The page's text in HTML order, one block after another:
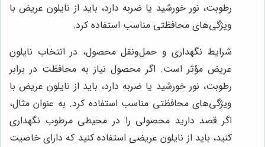
رطوبت، نور خورشید یا ضربه دارد، باید از نایلون عریض با
ویژگی‌های محافظتی مناسب استفاده کرد.
شرایط نگهداری و حمل‌ونقل محصول، در انتخاب نایلون
عریض مؤثر است. اگر محصول نیاز به محافظت در برابر
رطوبت، نور خورشید یا ضربه دارد، باید از نایلون عریض با
ویژگی‌های محافظتی مناسب استفاده کرد. به عنوان مثال،
اگر قصد دارید محصولی را در محیطی مرطوب نگهداری
کنید، باید از نایلون عریضی استفاده کنید که دارای خاصیت